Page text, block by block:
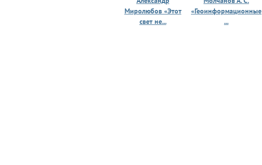
Миролюбов «Этот
свет не...
«Геоинформационные
...